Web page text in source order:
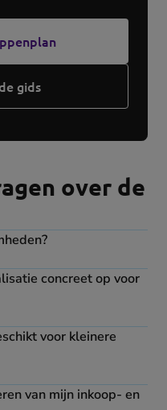
gids
over de
concreet op voor
voor kleinere
van mijn inkoop- en